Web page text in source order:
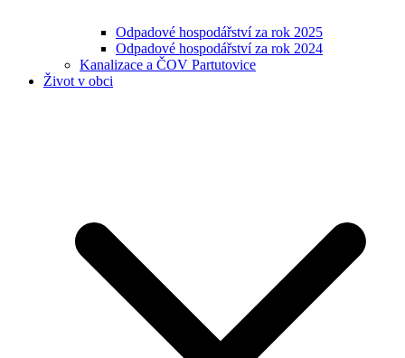
Odpadové hospodářství za rok 2025
Odpadové hospodářství za rok 2024
Kanalizace a ČOV Partutovice
Život v obci